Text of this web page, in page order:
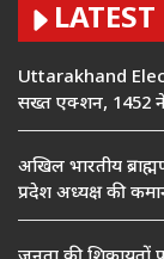
Uttarakhand
सख्त एक्शन, 1452
अखिल भारतीय
प्रदेश अध्यक्ष की